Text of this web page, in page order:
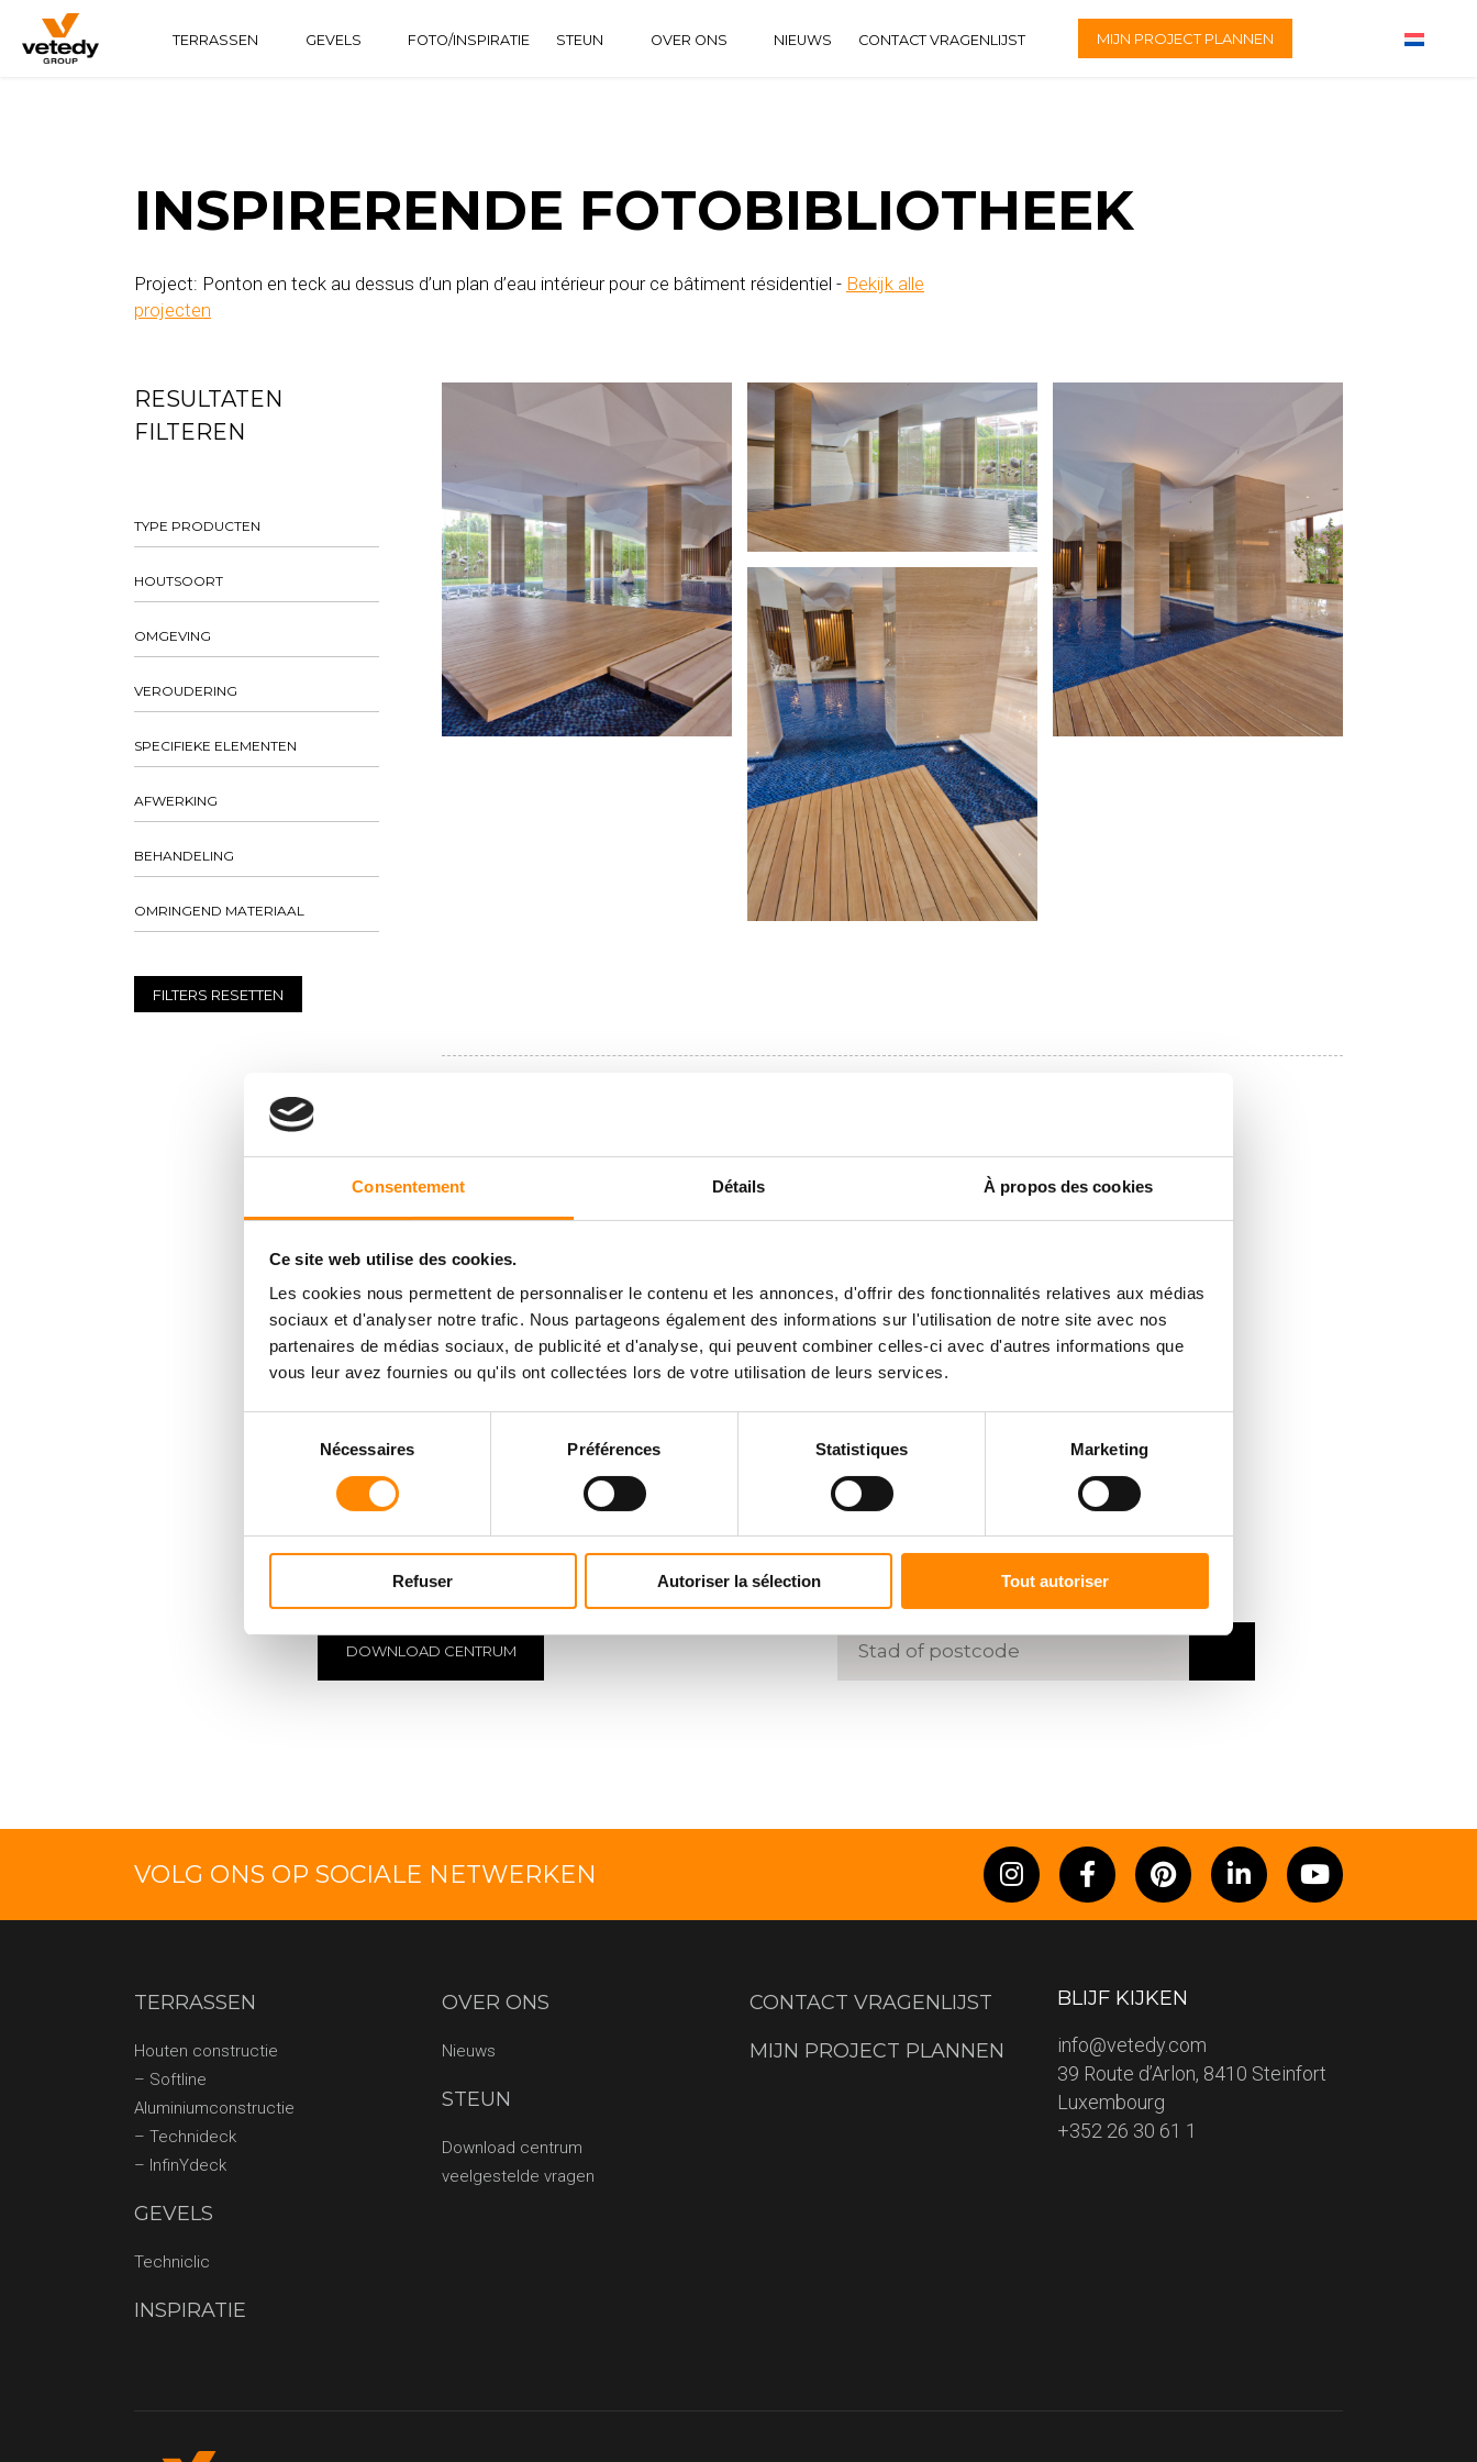
Consentement Détails À propos des cookies
Ce site web utilise des cookies.
Les cookies nous permettent de personnaliser le contenu et les annonces, d'offrir des fonctionnalités relatives aux médias
sociaux et d'analyser notre trafic. Nous partageons également des informations sur l'utilisation de notre site avec nos
partenaires de médias sociaux, de publicité et d'analyse, qui peuvent combiner celles-ci avec d'autres informations que
vous leur avez fournies ou qu'ils ont collectées lors de votre utilisation de leurs services.
consentement
Nécessaires Préférences Statistiques Marketing
Refuser Autoriser la sélection Tout autoriser
TERRASSEN
GEVELS
FOTO/INSPIRATIE
STEUN
OVER ONS
NIEUWS CONTACT VRAGENLIJST MIJN PROJECT PLANNEN
INSPIRERENDE FOTOBIBLIOTHEEK
Project: Ponton en teck au dessus d’un plan d’eau intérieur pour ce bâtiment résidentiel - Bekijk alle
projecten
RESULTATEN
FILTEREN
TYPE PRODUCTEN
HOUTSOORT
OMGEVING
VEROUDERING
SPECIFIEKE ELEMENTEN
AFWERKING
BEHANDELING
OMRINGEND MATERIAAL
FILTERS RESETTEN
DOWNLOADCENTRUM
Documenten bekijken en downloaden
DOWNLOAD CENTRUM
EEN VERDELERVINDEN
Voer een postcode of plaats in
VOLG ONS OP SOCIALE NETWERKEN
TERRASSEN
Houten constructie
– Softline
Aluminiumconstructie
– Technideck
– InfinYdeck
GEVELS
Techniclic
INSPIRATIE
OVER ONS
Nieuws
STEUN
Download centrum
veelgestelde vragen
CONTACT VRAGENLIJST
MIJN PROJECT PLANNEN
BLIJF KIJKEN
info@vetedy.com
39 Route d’Arlon, 8410 Steinfort
Luxembourg
+352 26 30 61 1